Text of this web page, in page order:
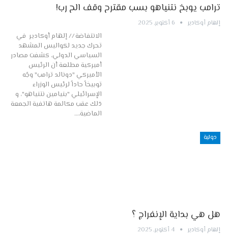
ترامب يوبخ نتنياهو بسب مقترح وقف الح رب!
إلهام أوكادير 6 أكتوبر, 2025
الانتفاضة // إلهام أوكادير في
تحرك جديد لكواليس المشهد
السياسي الدولي، كشفت مصادر
أميركية مطلعة أن الرئيس
الأميركي "دونالد ترامب" وجّه
توبيخاً حاداً لرئيس الوزراء
الإسرائيلي "بنيامين نتنياهو"، و
ذلك عقب مكالمة هاتفية الجمعة
الماضية،…
دولية
هل هي بداية الإنفراج ؟
إلهام أوكادير 4 أكتوبر, 2025